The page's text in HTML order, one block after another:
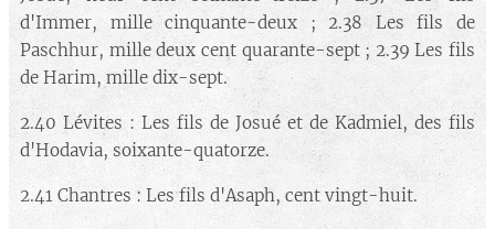
d'Immer, mille cinquante-deux ; 2.38 Les fils de
Paschhur, mille deux cent quarante-sept ; 2.39 Les fils
de Harim, mille dix-sept.
2.40 Lévites : Les fils de Josué et de Kadmiel, des fils
d'Hodavia, soixante-quatorze.
2.41 Chantres : Les fils d'Asaph, cent vingt-huit.